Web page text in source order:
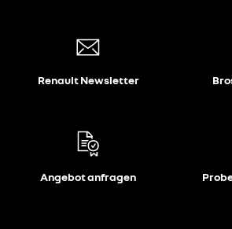
Renault Newsletter
Angebot anfragen